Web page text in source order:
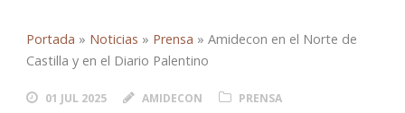
Portada » Noticias » Prensa » Amidecon en el Norte de
Castilla y en el Diario Palentino
01 JUL 2025 AMIDECON PRENSA